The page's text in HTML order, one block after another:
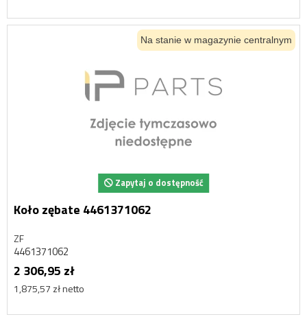
Na stanie w magazynie centralnym
Zapytaj o dostępność
Koło zębate 4461371062
ZF
4461371062
2 306,95 zł
1,875,57 zł netto